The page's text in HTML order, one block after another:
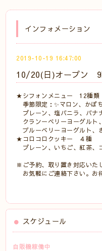
インフォメーション
2019-10-19 16:47:00
10/20(日)オープン 9
★シフォンメニュー 12種類
季節限定：✨マロン、かぼ
プレーン、塩バニラ、バナ
クランーベリーヨーグルト
ブルーベリーヨーグルト、
★コロコロクッキー ４種
プレーン、いちご、紅茶、
※ご予約、取り置き対応いた
お気軽にご連絡下さい。お
スケジュール
自販機稼働中